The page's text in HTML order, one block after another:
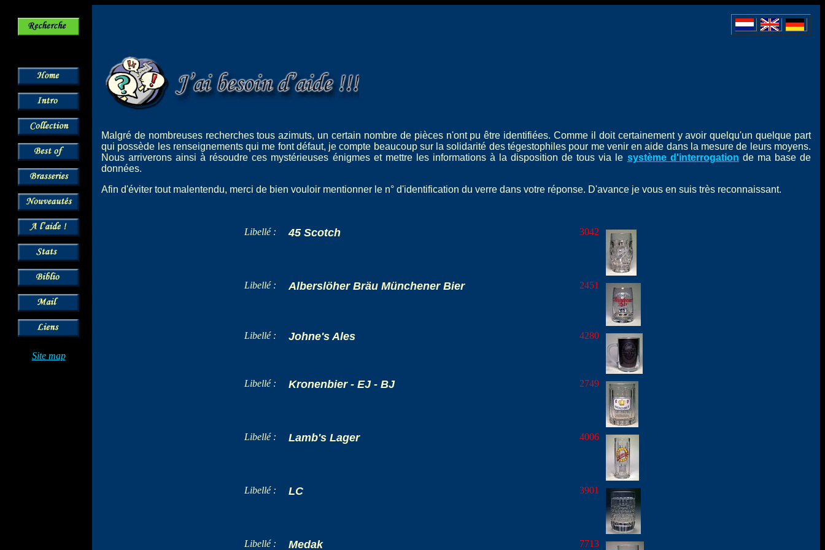
Site map
Malgré de nombreuses recherches tous azimuts, un certain nombre de pièces n'ont pu être identifiées. Comme il doit certainement y avoir quelqu'un quelque part
qui possède les renseignements qui me font défaut, je compte beaucoup sur la solidarité des tégestophiles pour me venir en aide dans la mesure de leurs moyens.
Nous arriverons ainsi à résoudre ces mystérieuses énigmes et mettre les informations à la disposition de tous via le système d'interrogation de ma base de
données.
Afin d'éviter tout malentendu, merci de bien vouloir mentionner le n° d'identification du verre dans votre réponse. D'avance je vous en suis très reconnaissant.
Libellé : 45 Scotch 3042
Libellé : Alberslöher Bräu Münchener Bier 2451
Libellé : Johne's Ales 4280
Libellé : Kronenbier - EJ - BJ 2749
Libellé : Lamb's Lager 4006
Libellé : LC 3901
Libellé : Medak 7713